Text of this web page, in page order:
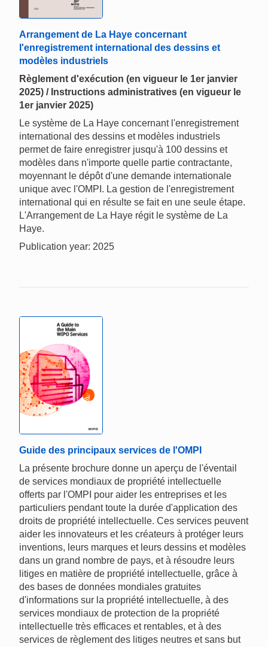
Arrangement de La Haye concernant
l'enregistrement international des dessins et
modèles industriels
Règlement d'exécution (en vigueur le 1er janvier
2025) / Instructions administratives (en vigueur le
1er janvier 2025)
Le système de La Haye concernant l'enregistrement
international des dessins et modèles industriels
permet de faire enregistrer jusqu'à 100 dessins et
modèles dans n'importe quelle partie contractante,
moyennant le dépôt d'une demande internationale
unique avec l'OMPI. La gestion de l'enregistrement
international qui en résulte se fait en une seule étape.
L'Arrangement de La Haye régit le système de La
Haye.
Publication year: 2025
Guide des principaux services de l'OMPI
La présente brochure donne un aperçu de l'éventail
de services mondiaux de propriété intellectuelle
offerts par l'OMPI pour aider les entreprises et les
particuliers pendant toute la durée d'application des
droits de propriété intellectuelle. Ces services peuvent
aider les innovateurs et les créateurs à protéger leurs
inventions, leurs marques et leurs dessins et modèles
dans un grand nombre de pays, et à résoudre leurs
litiges en matière de propriété intellectuelle, grâce à
des bases de données mondiales gratuites
d'informations sur la propriété intellectuelle, à des
services mondiaux de protection de la propriété
intellectuelle très efficaces et rentables, et à des
services de règlement des litiges neutres et sans but